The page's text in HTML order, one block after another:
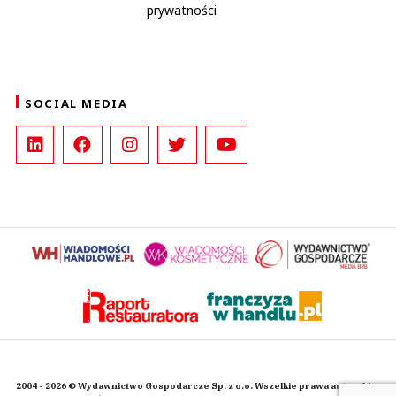
prywatności
SOCIAL MEDIA
2004 - 2026 © Wydawnictwo Gospodarcze Sp. z o.o. Wszelkie prawa autorskie